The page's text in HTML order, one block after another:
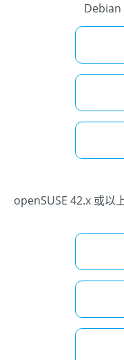
Debian
openSUSE 42.x 或以